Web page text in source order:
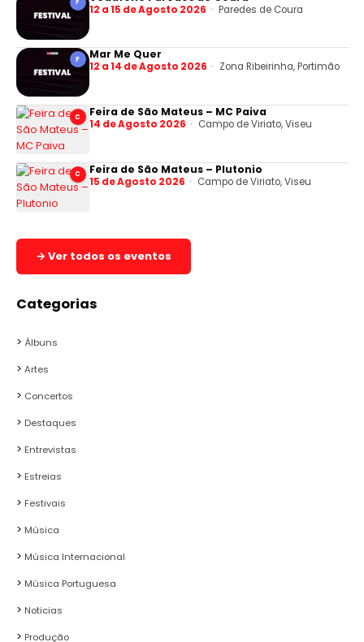
12 a 15 de Agosto 2026 Paredes de Coura
F Mar Me Quer
12 a 14 de Agosto 2026 Zona Ribeirinha, Portimão
C Feira de São Mateus – MC Paiva
14 de Agosto 2026 Campo de Viriato, Viseu
C Feira de São Mateus – Plutonio
15 de Agosto 2026 Campo de Viriato, Viseu
→ Ver todos os eventos
Categorias
Álbuns
Artes
Concertos
Destaques
Entrevistas
Estreias
Festivais
Música
Música Internacional
Música Portuguesa
Noticias
Produção